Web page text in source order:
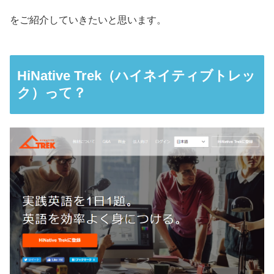
をご紹介していきたいと思います。
HiNative Trek（ハイネイティブトレッ
ク）って？